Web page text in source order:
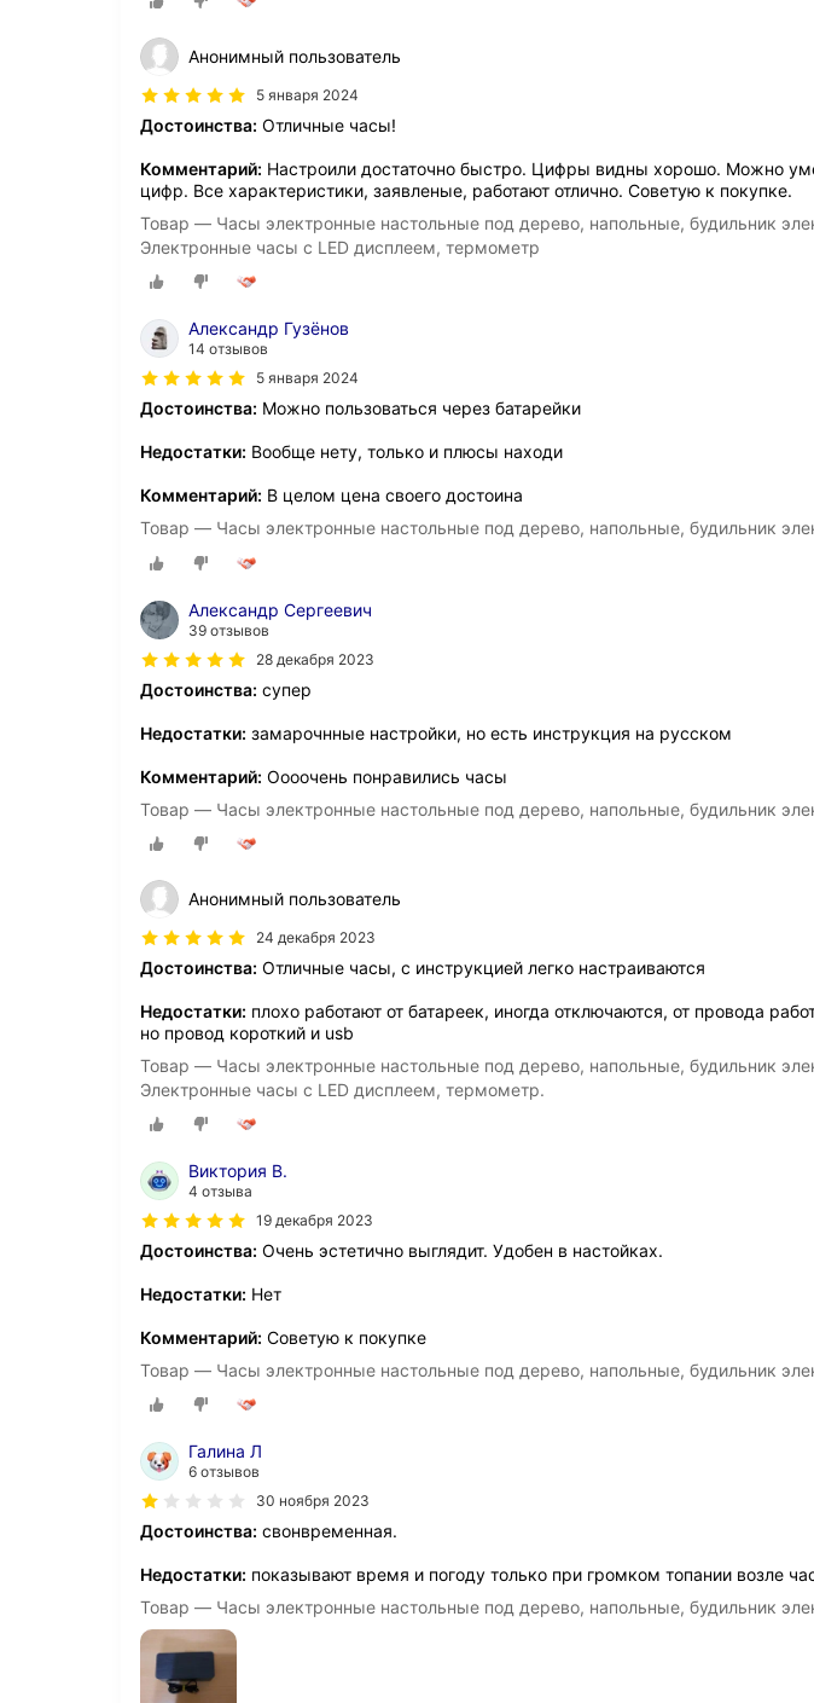
Анонимный пользователь
5 января 2024
Достоинства: Отличные часы!
Комментарий: Настроили достаточно быстро. Цифры видны хорошо. Можно
цифр. Все характеристики, заявленые, работают отлично. Советую к покупке.
Товар — Часы электронные настольные под дерево, напольные, будильник
Электронные часы с LED дисплеем, термометр
Александр Гузёнов
14 отзывов
5 января 2024
Достоинства: Можно пользоваться через батарейки
Недостатки: Вообще нету, только и плюсы находи
Комментарий: В целом цена своего достоина
Товар — Часы электронные настольные под дерево, напольные, будильник
Александр Сергеевич
39 отзывов
28 декабря 2023
Достоинства: супер
Недостатки: замарочнные настройки, но есть инструкция на русском
Комментарий: Оооочень понравились часы
Товар — Часы электронные настольные под дерево, напольные, будильник
Анонимный пользователь
24 декабря 2023
Достоинства: Отличные часы, с инструкцией легко настраиваются
Недостатки: плохо работают от батареек, иногда отключаются, от провода
но провод короткий и usb
Товар — Часы электронные настольные под дерево, напольные, будильник
Электронные часы с LED дисплеем, термометр.
Виктория В.
4 отзыва
19 декабря 2023
Достоинства: Очень эстетично выглядит. Удобен в настойках.
Недостатки: Нет
Комментарий: Советую к покупке
Товар — Часы электронные настольные под дерево, напольные, будильник
Галина Л
6 отзывов
30 ноября 2023
Достоинства: свонвременная.
Недостатки: показывают время и погоду только при громком топании возле
Товар — Часы электронные настольные под дерево, напольные, будильник